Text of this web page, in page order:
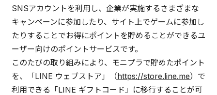
SNSアカウントを利用し、企業が実施するさまざまな
キャンペーンに参加したり、サイト上でゲームに参加し
たりすることでお得にポイントを貯めることができるユ
ーザー向けのポイントサービスです。
このたびの取り組みにより、モニプラで貯めたポイント
を、「LINE ウェブストア」（https://store.line.me）で
利用できる「LINE ギフトコード」に移行することが可